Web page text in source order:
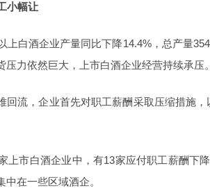
小幅让
上白酒企业产量同比下降14.4%，总产量
压力依然巨大，上市白酒企业经营持续承压
回流，企业首先对职工薪酬采取压缩措施
上市白酒企业中，有13家应付职工薪酬下
中在一些区域酒企。